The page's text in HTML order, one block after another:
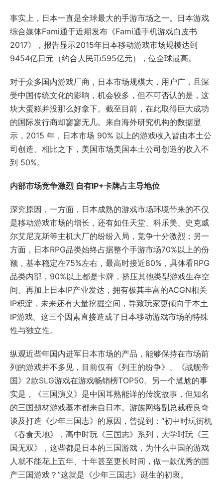
事实上，日本一直是全球最大的手游市场之一。日本游戏
综合媒体Fami通于近期发布《Fami通手机游戏白皮书
2017》，报告显示2015年日本移动游戏市场规模达到
9454亿日元（约合人民币595亿元），位全球最高。
对于众多国内游戏厂商，日本市场规模大，用户广，且深
受中国传统文化的影响，机会较多，但不可否认的是，这
块大蛋糕并没那么好拿下。截至目前，在此取得巨大成功
的国际发行商却寥寥无几。来自海外研究机构的数据显
示，2015 年，日本市场 90% 以上的游戏收入皆由本土公
司创造。相比之下，美国市场美国本土公司创造的收入不
到 50%。
内部市场竞争激烈 自有IP+卡牌占主导地位
深究原因，一方面，日本成熟的游戏市场环境带来的不仅
是移动游戏市场的增长，还有如任天堂、科乐美、史克威
尔艾尼克斯等主机大厂的纷纷入局，竞争十分激烈；另一
方面，日本RPG品类始终占据整个手游市场70%以上的份
额，基本稳定在75%左右，最高时接近80%，具体看RPG
品类内部，90%以上都是卡牌，挤压其他类型游戏生存空
间。再加上日本IP产业发达，拥有极其丰富的ACGN相关
IP积淀，未来还有大量挖掘空间，导致玩家更倾向于本土
IP游戏。这三个因素直接造成了日本移动游戏市场的特殊
性与独立性。
纵观近些年国内进军日本市场的产品，能够保持在市场前
列的游戏并不多见，目前仅有《列王的纷争》、《战舰帝
国》2款SLG游戏在游戏畅销榜TOP50。另一个尴尬的事
实是，《三国演义》是中国耳熟能详的传统故事，但知名
的三国题材游戏基本都来自日本。游族网络副总裁程良奇
谈及打造《少年三国志》的原因，曾提到：“初中时玩街机
《吞食天地》，高中时玩《三国志》系列，大学时玩《三
国无双》，这些都是日本的三国游戏，为什么中国的游戏
人就不能花上五年、十年甚至更长时间，做一款优秀的国
产三国游戏？”这就是《少年三国志》诞生的初衷。